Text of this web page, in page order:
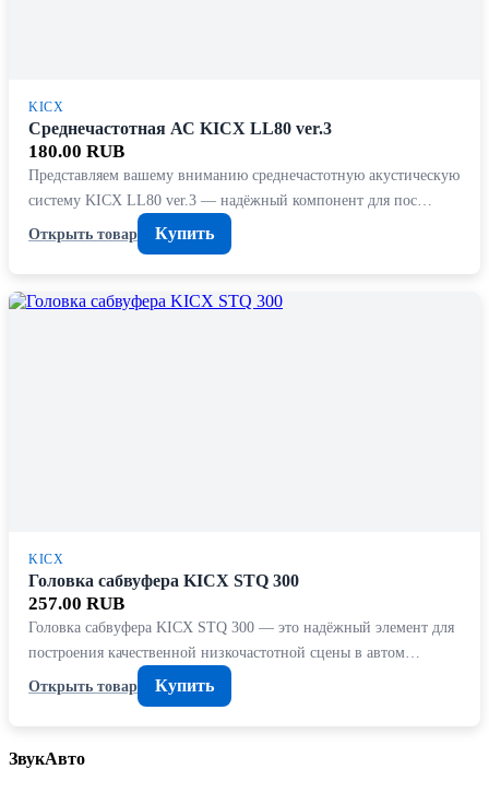
KICX
Среднечастотная АС KICX LL80 ver.3
180.00 RUB
Представляем вашему вниманию среднечастотную акустическую
систему KICX LL80 ver.3 — надёжный компонент для пос…
Открыть товар
Купить
KICX
Головка сабвуфера KICX STQ 300
257.00 RUB
Головка сабвуфера KICX STQ 300 — это надёжный элемент для
построения качественной низкочастотной сцены в автом…
Открыть товар
Купить
ЗвукАвто